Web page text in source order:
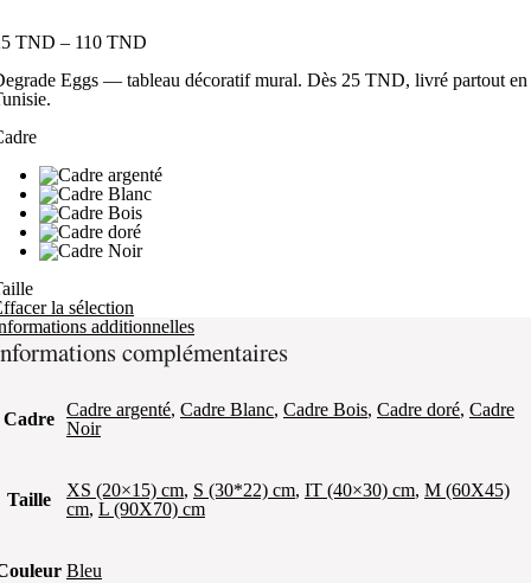
TND – 110 TND
Eggs — tableau décoratif mural. Dès 25 TND, livré partout en
la sélection
additionnelles
complémentaires
Cadre Cadre argenté, Cadre Blanc, Cadre Bois, Cadre doré, Cadre
Noir
Taille XS (20×15) cm, S (30*22) cm, IT (40×30) cm, M (60X45)
cm, L (90X70) cm
Bleu